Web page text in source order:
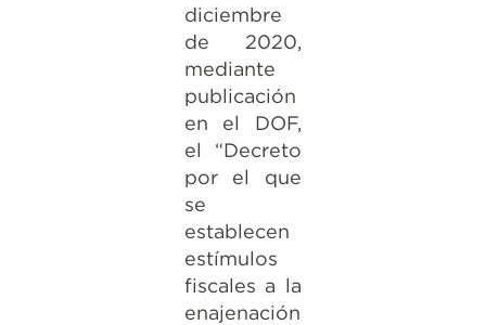
diciembre
de 2020,
mediante
publicación
en el DOF,
el “Decreto
por el que
se
establecen
estímulos
fiscales a la
enajenación